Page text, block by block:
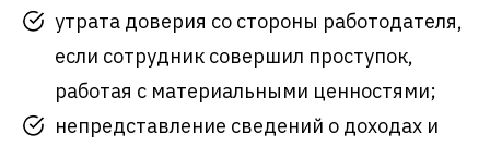
утрата доверия со стороны работодателя,
если сотрудник совершил проступок,
работая с материальными ценностями;
непредставление сведений о доходах и